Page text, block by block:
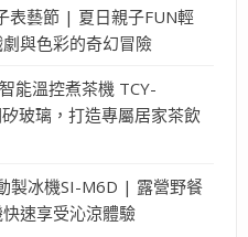
表藝節 | 夏日親子FUN輕
與色彩的奇幻冒險
能溫控煮茶機 TCY-
玻璃，打造專屬居家茶飲
製冰機SI-M6D | 露營野餐
速享受沁涼體驗